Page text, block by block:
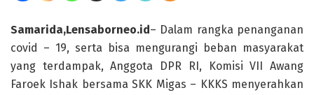
Samarida,Lensaborneo.id– Dalam rangka penanganan
covid – 19, serta bisa mengurangi beban masyarakat
yang terdampak, Anggota DPR RI, Komisi VII Awang
Faroek Ishak bersama SKK Migas – KKKS menyerahkan